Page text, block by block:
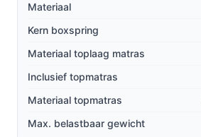
is vast verbonden met het
een naadloze en comfortabele
het bed maakt het mogelijk om
effectief in te richten zonder
Langdurige kwaliteit: Het
garandeert een lange
Materiaal
Kern boxspring
Materiaal toplaag matras
Inclusief topmatras
Materiaal topmatras
Max. belastbaar gewicht